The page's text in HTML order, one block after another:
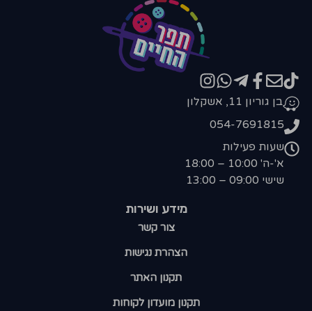
מידע ושירות
צור קשר
הצהרת נגישות
תקנון האתר
תקנון מועדון לקוחות
בן גוריון 11, אשקלון
054-7691815
שעות פעילות
א'-ה' 10:00 – 18:00
שישי 09:00 – 13:00